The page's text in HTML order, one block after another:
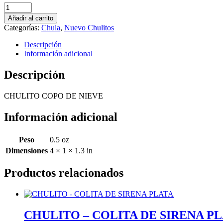
Chulitos
Copo
De
Nieve
cantidad
Añadir al carrito
Categorías: Chula, Nuevo Chulitos
Descripción
Información adicional
Descripción
CHULITO COPO DE NIEVE
Información adicional
Peso
0.5 oz
Dimensiones 4 × 1 × 1.3 in
Productos relacionados
CHULITO – COLITA DE SIRENA